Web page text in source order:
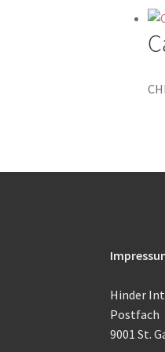
Hinder
Postfach
9001 St.